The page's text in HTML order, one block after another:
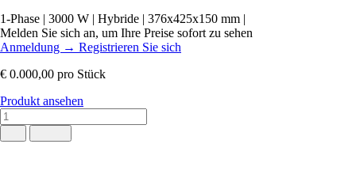
1-Phase | 3000 W | Hybride | 376x425x150 mm |
Melden Sie sich an, um Ihre Preise sofort zu sehen
Anmeldung → Registrieren Sie sich
€ 0.000,00 pro Stück
Produkt ansehen